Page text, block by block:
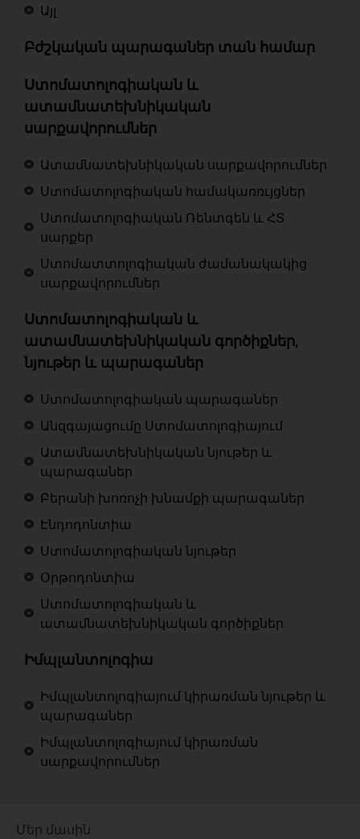
Այլ
Բժշկական պարագաներ տան համար
Ստոմատոլոգիական և
ատամնատեխնիկական
սարքավորումներ
Ատամնատեխնիկական սարքավորումներ
Ստոմատոլոգիական համակառռւյցներ
Ստոմատոլոգիական Ռենտգեն և ՀՏ
սարքեր
Ստոմատտոլոգիական ժամանակակից
սարքավորումներ
Ստոմատոլոգիական և
ատամնատեխնիկական գործիքներ,
նյութեր և պարագաներ
Ստոմատոլոգիական պարագաներ
Անզգայացումը Ստոմատոլոգիայում
Ատամնատեխնիկական նյութեր և
պարագաներ
Բերանի խոռոչի խնամքի պարագաներ
Էնդոդոնտիա
Ստոմատոլոգիական նյութեր
Օրթոդոնտիա
Ստոմատոլոգիական և
ատամնատեխնիկական գործիքներ
Իմպլանտոլոգիա
Իմպլանտոլոգիայում կիրառման նյութեր և
պարագաներ
Իմպլանտոլոգիայում կիրառման
սարքավորումներ
Մեր մասին